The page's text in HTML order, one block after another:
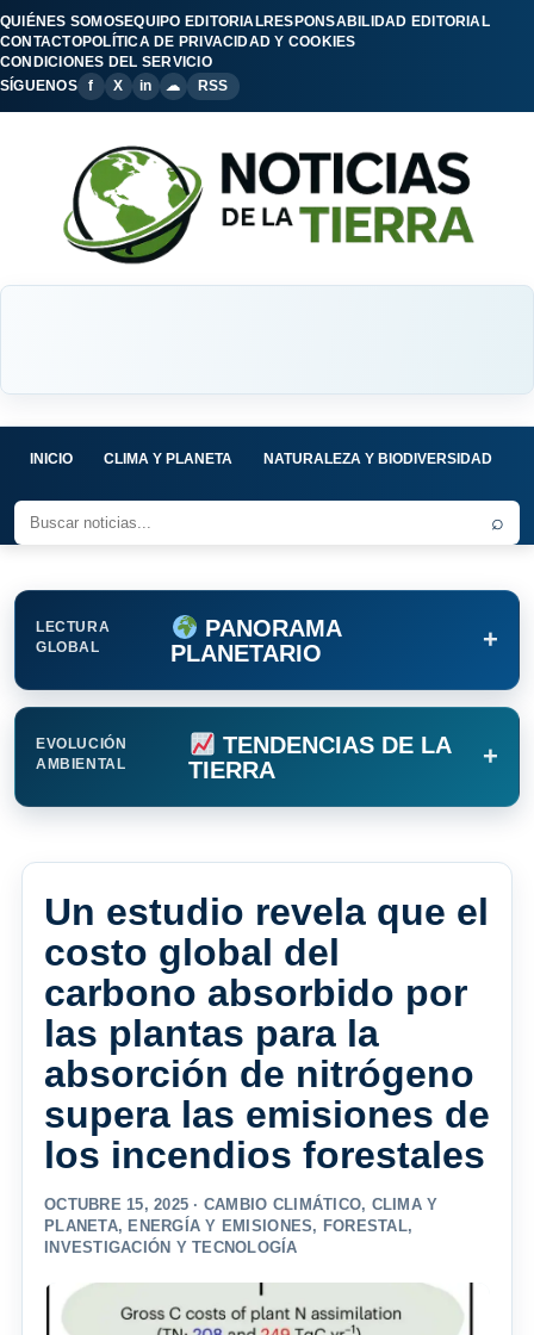
QUIÉNES SOMOSEQUIPO EDITORIALRESPONSABILIDAD EDITORIAL
CONTACTOPOLÍTICA DE PRIVACIDAD Y COOKIES
CONDICIONES DEL SERVICIO
SÍGUENOS
f X in ☁ RSS
INICIO CLIMA Y PLANETA NATURALEZA Y BIODIVERSIDAD
⌕
LECTURA
GLOBAL
PANORAMA
PLANETARIO
+
EVOLUCIÓN
AMBIENTAL
TENDENCIAS DE LA
TIERRA
+
Un estudio revela que el
costo global del
carbono absorbido por
las plantas para la
absorción de nitrógeno
supera las emisiones de
los incendios forestales
OCTUBRE 15, 2025 · CAMBIO CLIMÁTICO, CLIMA Y
PLANETA, ENERGÍA Y EMISIONES, FORESTAL,
INVESTIGACIÓN Y TECNOLOGÍA